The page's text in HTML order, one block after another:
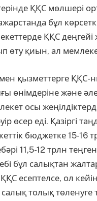
ҚҚС мөлшері
бұл
ҚҚС
қиын, ал мемлекет
мен қызметтерге
және
осы
өсер еді. Қазіргі
бюджетке 15-16
11,5-12 трлн
бұл салықтан
есептелсе, ол
толық төленуге